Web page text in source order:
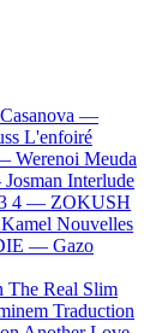
Casanova —
L'enfoiré
Werenoi Meuda
Josman Interlude
4 — ZOKUSH
Nouvelles
— Gazo
The Real Slim
Traduction